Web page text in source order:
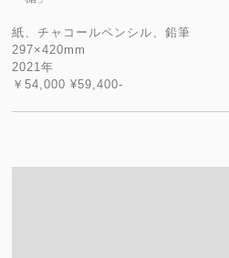
紙、チャコールペンシル、鉛筆
297×420mm
2021年
￥54,000 ¥59,400-